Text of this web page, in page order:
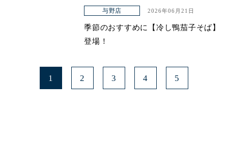
与野店 2026年06月21日
季節のおすすめに【冷し鴨茄子そば】
登場！
1 2 3 4 5